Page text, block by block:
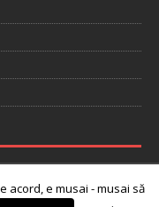
acord, e musai - musai să